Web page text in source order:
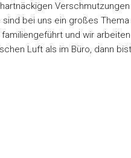
bei uns ein großes
und wir
Luft als im Büro, dann